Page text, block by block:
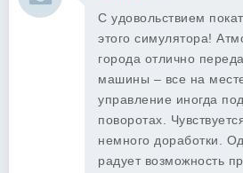
С удовольствием
этого симулятора!
города отлично
машины – все на
управление иногда
поворотах.
немного доработки.
радует возможность